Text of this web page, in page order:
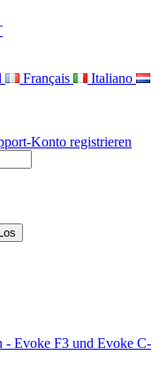
Français
Italiano
Konto registrieren
- Evoke F3 und Evoke C-